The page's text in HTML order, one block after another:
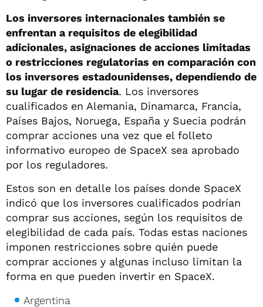
Los inversores internacionales también se
enfrentan a requisitos de elegibilidad
adicionales, asignaciones de acciones limitadas
o restricciones regulatorias en comparación con
los inversores estadounidenses, dependiendo de
su lugar de residencia. Los inversores
cualificados en Alemania, Dinamarca, Francia,
Países Bajos, Noruega, España y Suecia podrán
comprar acciones una vez que el folleto
informativo europeo de SpaceX sea aprobado
por los reguladores.
Estos son en detalle los países donde SpaceX
indicó que los inversores cualificados podrían
comprar sus acciones, según los requisitos de
elegibilidad de cada país. Todas estas naciones
imponen restricciones sobre quién puede
comprar acciones y algunas incluso limitan la
forma en que pueden invertir en SpaceX.
Argentina